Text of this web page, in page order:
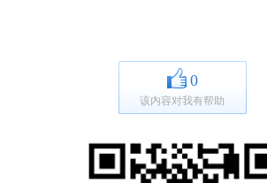
0
该内容对我有帮助